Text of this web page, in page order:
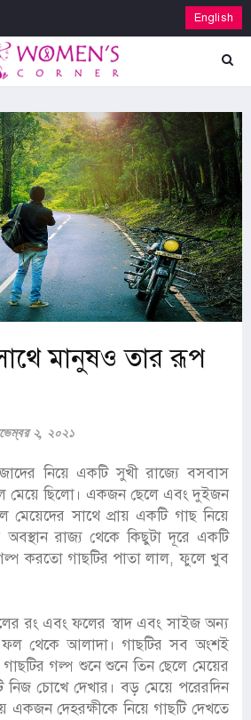
English
মানুষও তার রূপ
২, ২০২১
নিয়ে একটি সুখী রাজ্যে বসবাস
মেয়ে ছিলো। একজন ছেলে এবং দুইজন
মেয়েদের সাথে প্রায় একটি গাছ নিয়ে
রাজ্য থেকে কিছুটা দূরে একটি
করতো গাছটির পাতা লাল, ফুলে খুব
রং এবং ফলের স্বাদ এবং সাইজ অন্য
থেকে আলাদা। গাছটির সব অংশই
গল্প শুনে শুনে তিন ছেলে মেয়ের
চোখে দেখার। বড় মেয়ে পরেরদিন
একজন দেহরক্ষীকে নিয়ে গাছটি দেখতে